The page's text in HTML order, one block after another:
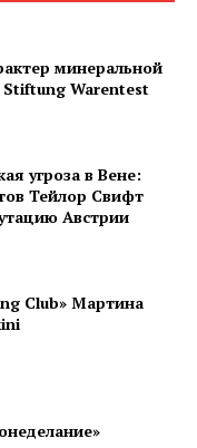
минеральной
Warentest
угроза в Вене:
Тейлор Свифт
Австрии
Club» Мартина